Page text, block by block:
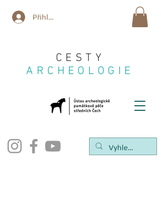
CESTY
ARCHEOLOGIE
Přihlásit se